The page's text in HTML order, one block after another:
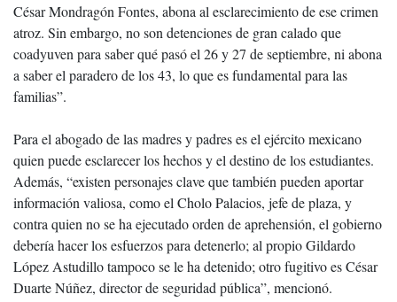
César Mondragón Fontes, abona al esclarecimiento de ese crimen
atroz. Sin embargo, no son detenciones de gran calado que
coadyuven para saber qué pasó el 26 y 27 de septiembre, ni abona
a saber el paradero de los 43, lo que es fundamental para las
familias”.
Para el abogado de las madres y padres es el ejército mexicano
quien puede esclarecer los hechos y el destino de los estudiantes.
Además, “existen personajes clave que también pueden aportar
información valiosa, como el Cholo Palacios, jefe de plaza, y
contra quien no se ha ejecutado orden de aprehensión, el gobierno
debería hacer los esfuerzos para detenerlo; al propio Gildardo
López Astudillo tampoco se le ha detenido; otro fugitivo es César
Duarte Núñez, director de seguridad pública”, mencionó.